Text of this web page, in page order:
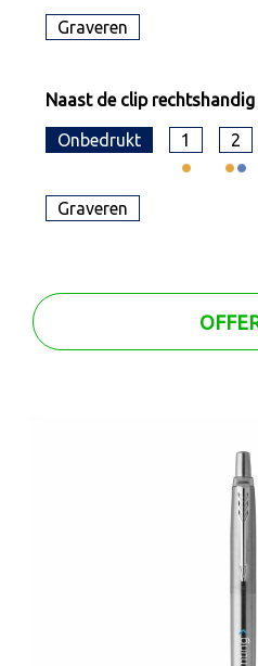
Graveren
Naast de clip
Onbedrukt 1 2
Graveren